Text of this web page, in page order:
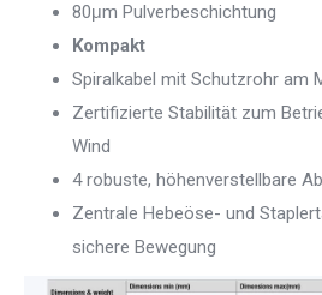
80μm Pulverbeschichtung
Kompakt
Spiralkabel mit Schutzrohr am
Zertifizierte Stabilität zum
Wind
4 robuste, höhenverstellbare
Zentrale Hebeöse- und
sichere Bewegung